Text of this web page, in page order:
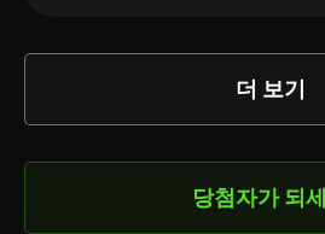
더 보기
당첨자가 되